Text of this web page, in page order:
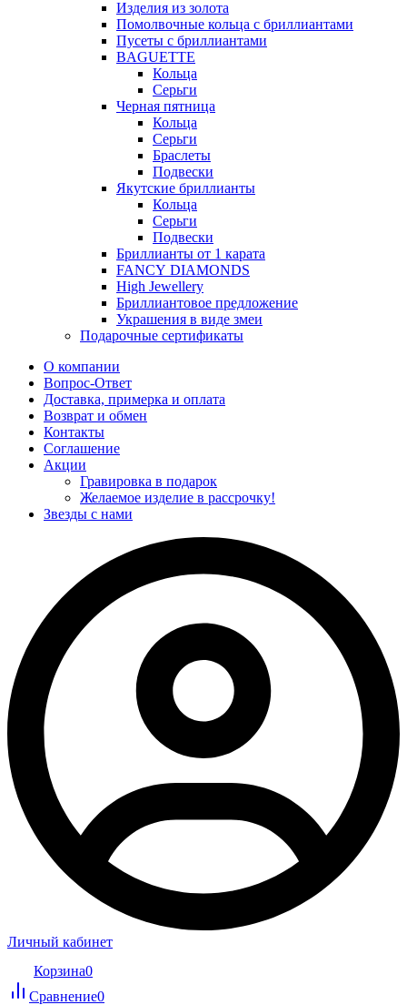
Изделия из золота
Помолвочные кольца с бриллиантами
Пусеты с бриллиантами
BAGUETTE
Кольца
Серьги
Черная пятница
Кольца
Серьги
Браслеты
Подвески
Якутские бриллианты
Кольца
Серьги
Подвески
Бриллианты от 1 карата
FANCY DIAMONDS
High Jewellery
Бриллиантовое предложение
Украшения в виде змеи
Подарочные сертификаты
О компании
Вопрос-Ответ
Доставка, примерка и оплата
Возврат и обмен
Контакты
Соглашение
Акции
Гравировка в подарок
Желаемое изделие в рассрочку!
Звезды с нами
Личный кабинет
Корзина0
Сравнение0